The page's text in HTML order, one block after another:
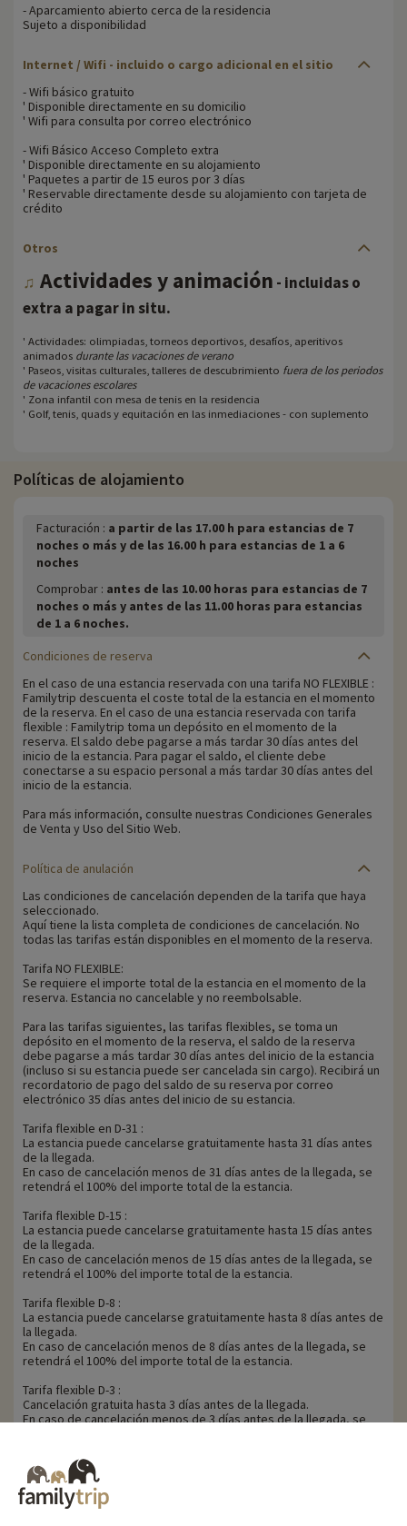
- Aparcamiento abierto cerca de la residencia
Sujeto a disponibilidad
Internet / Wifi - incluido o cargo adicional en el sitio
- Wifi básico gratuito
' Disponible directamente en su domicilio
' Wifi para consulta por correo electrónico
- Wifi Básico Acceso Completo extra
' Disponible directamente en su alojamiento
' Paquetes a partir de 15 euros por 3 días
' Reservable directamente desde su alojamiento con tarjeta de
crédito
Otros
♫ Actividades y animación - incluidas o
extra a pagar in situ.
' Actividades: olimpiadas, torneos deportivos, desafíos, aperitivos
animados durante las vacaciones de verano
' Paseos, visitas culturales, talleres de descubrimiento fuera de los periodos
de vacaciones escolares
' Zona infantil con mesa de tenis en la residencia
' Golf, tenis, quads y equitación en las inmediaciones - con suplemento
Políticas de alojamiento
Facturación : a partir de las 17.00 h para estancias de 7
noches o más y de las 16.00 h para estancias de 1 a 6
noches
Comprobar : antes de las 10.00 horas para estancias de 7
noches o más y antes de las 11.00 horas para estancias
de 1 a 6 noches.
Condiciones de reserva
En el caso de una estancia reservada con una tarifa NO FLEXIBLE :
Familytrip descuenta el coste total de la estancia en el momento
de la reserva. En el caso de una estancia reservada con tarifa
flexible : Familytrip toma un depósito en el momento de la
reserva. El saldo debe pagarse a más tardar 30 días antes del
inicio de la estancia. Para pagar el saldo, el cliente debe
conectarse a su espacio personal a más tardar 30 días antes del
inicio de la estancia.
Para más información, consulte nuestras Condiciones Generales
de Venta y Uso del Sitio Web.
Política de anulación
Las condiciones de cancelación dependen de la tarifa que haya
seleccionado.
Aquí tiene la lista completa de condiciones de cancelación. No
todas las tarifas están disponibles en el momento de la reserva.
Tarifa NO FLEXIBLE:
Se requiere el importe total de la estancia en el momento de la
reserva. Estancia no cancelable y no reembolsable.
Para las tarifas siguientes, las tarifas flexibles, se toma un
depósito en el momento de la reserva, el saldo de la reserva
debe pagarse a más tardar 30 días antes del inicio de la estancia
(incluso si su estancia puede ser cancelada sin cargo). Recibirá un
recordatorio de pago del saldo de su reserva por correo
electrónico 35 días antes del inicio de su estancia.
Tarifa flexible en D-31 :
La estancia puede cancelarse gratuitamente hasta 31 días antes
de la llegada.
En caso de cancelación menos de 31 días antes de la llegada, se
retendrá el 100% del importe total de la estancia.
Tarifa flexible D-15 :
La estancia puede cancelarse gratuitamente hasta 15 días antes
de la llegada.
En caso de cancelación menos de 15 días antes de la llegada, se
retendrá el 100% del importe total de la estancia.
Tarifa flexible D-8 :
La estancia puede cancelarse gratuitamente hasta 8 días antes de
la llegada.
En caso de cancelación menos de 8 días antes de la llegada, se
retendrá el 100% del importe total de la estancia.
Tarifa flexible D-3 :
Cancelación gratuita hasta 3 días antes de la llegada.
En caso de cancelación menos de 3 días antes de la llegada, se
Familytrip le aconseja suscribir un seguro de anulación con su
socio AREAS Assurances. Suscribir en el momento de la reserva o
en las 24 horas siguientes a la reserva por teléfono.